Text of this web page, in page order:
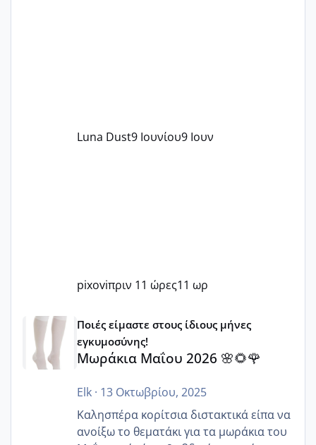
Luna Dust9 Ιουνίου9 Ιουν
pixoviπριν 11 ώρες11 ωρ
Μωράκια Μαΐου 2026 🌸🌻🌹
Ποιές είμαστε στους ίδιους μήνες
εγκυμοσύνης!
Μωράκια Μαΐου 2026 🌸🌻🌹
Elk· 13 Οκτωβρίου, 2025
Καλησπέρα κορίτσια διστακτικά είπα να
ανοίξω το θεματάκι για τα μωράκια του